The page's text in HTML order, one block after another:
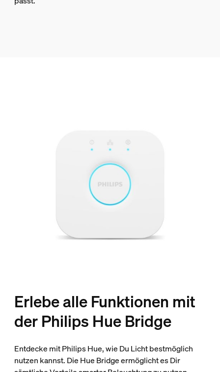
Erlebe alle Funktionen mit
der Philips Hue Bridge
Entdecke mit Philips Hue, wie Du Licht bestmöglich
nutzen kannst. Die Hue Bridge ermöglicht es Dir